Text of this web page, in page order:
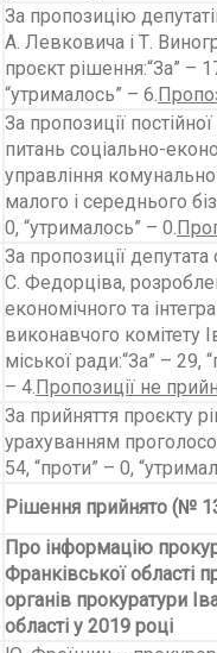
За пропозицію
А. Левковича і Т.
проєкт рішення:“За” –
“утрималось” – 6.
За пропозиції
питань соціально-
управління
малого і середнього
0, “утрималось” – 0.
За пропозиції
С. Федорціва,
економічного та
виконавчого комітету
міської ради:“За” – 29,
– 4.Пропозиції не
За прийняття проєкту
урахуванням
54, “проти” – 0,
Рішення прийнято (№
Про інформацію
Франківської області
органів прокуратури
області у 2019 році